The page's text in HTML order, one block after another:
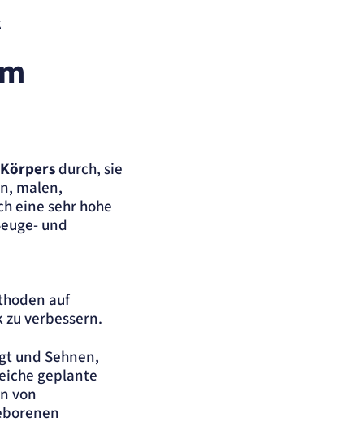
durch, sie
malen,
eine sehr hohe
und
auf
verbessern.
und Sehnen,
geplante
von